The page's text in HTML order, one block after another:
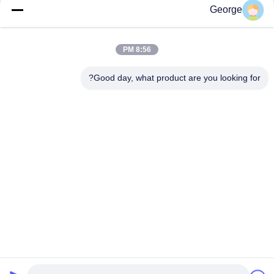
George
8:56 PM
Good day, what product are you looking for?